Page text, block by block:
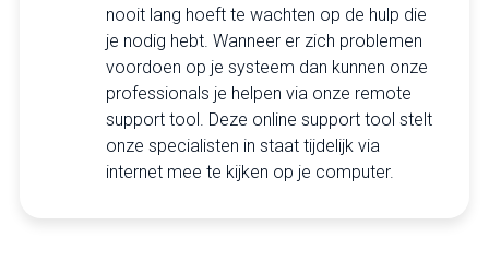
nooit lang hoeft te wachten op de hulp die
je nodig hebt. Wanneer er zich problemen
voordoen op je systeem dan kunnen onze
professionals je helpen via onze remote
support tool. Deze online support tool stelt
onze specialisten in staat tijdelijk via
internet mee te kijken op je computer.